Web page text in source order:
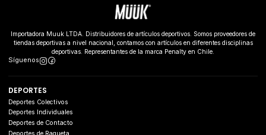
Importadora Muuk LTDA. Distribuidores de artículos deportivos. Somos proveedores de
tiendas deportivas a nivel nacional, contamos con artículos en diferentes disciplinas
deportivas. Representantes de la marca Penalty en Chile.
Síguenos
DEPORTES
Deportes Colectivos
Deportes Individuales
Deportes de Contacto